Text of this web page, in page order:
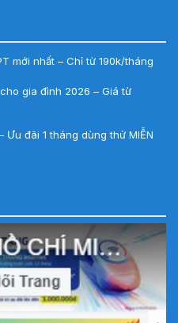
mới nhất – Chỉ từ 190k/tháng
gia đình 2026 – Giá từ
đãi 1 tháng dùng thử MIỄN